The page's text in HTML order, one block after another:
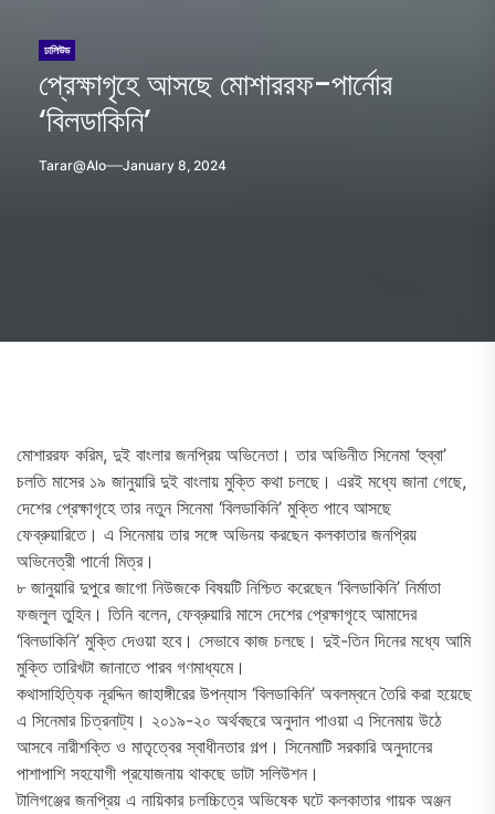
ঢালিউড
প্রেক্ষাগৃহে আসছে মোশাররফ-পার্নোর
‘বিলডাকিনি’
Tarar@alo January 8, 2024
মোশাররফ করিম, দুই বাংলার জনপ্রিয় অভিনেতা। তার অভিনীত সিনেমা ‘হুব্বা’
চলতি মাসের ১৯ জানুয়ারি দুই বাংলায় মুক্তি কথা চলছে। এরই মধ্যে জানা গেছে,
দেশের প্রেক্ষাগৃহে তার নতুন সিনেমা ‘বিলডাকিনি’ মুক্তি পাবে আসছে
ফেব্রুয়ারিতে। এ সিনেমায় তার সঙ্গে অভিনয় করছেন কলকাতার জনপ্রিয়
অভিনেত্রী পার্নো মিত্র।
৮ জানুয়ারি দুপুরে জাগো নিউজকে বিষয়টি নিশ্চিত করেছেন ‘বিলডাকিনি’ নির্মাতা
ফজলুল তুহিন। তিনি বলেন, ফেব্রুয়ারি মাসে দেশের প্রেক্ষাগৃহে আমাদের
‘বিলডাকিনি’ মুক্তি দেওয়া হবে। সেভাবে কাজ চলছে। দুই-তিন দিনের মধ্যে আমি
মুক্তি তারিখটা জানাতে পারব গণমাধ্যমে।
কথাসাহিত্যিক নূরদ্দিন জাহাঙ্গীরের উপন্যাস ‘বিলডাকিনি’ অবলম্বনে তৈরি করা হয়েছে
এ সিনেমার চিত্রনাট্য। ২০১৯-২০ অর্থবছরে অনুদান পাওয়া এ সিনেমায় উঠে
আসবে নারীশক্তি ও মাতৃত্বের স্বাধীনতার গল্প। সিনেমাটি সরকারি অনুদানের
পাশাপাশি সহযোগী প্রযোজনায় থাকছে ডাটা সলিউশন।
টালিগঞ্জের জনপ্রিয় এ নায়িকার চলচ্চিত্রে অভিষেক ঘটে কলকাতার গায়ক অঞ্জন